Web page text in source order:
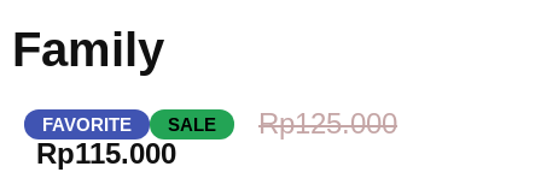
Family
FAVORITE SALE
Rp125.000
Rp115.000